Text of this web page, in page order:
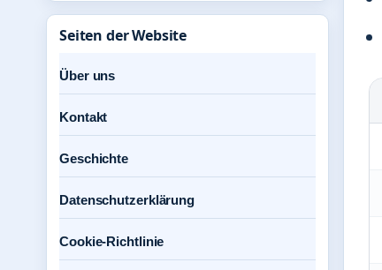
Seiten der Website
Über uns
Kontakt
Geschichte
Datenschutzerklärung
Cookie-Richtlinie